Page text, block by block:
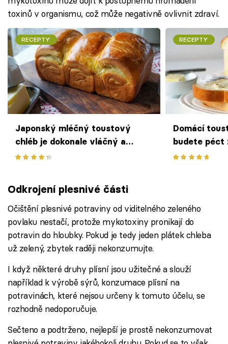
toxinů v organismu, což může negativně ovlivnit zdraví.
RECEPTY
Japonský mléčný toustový
chléb je dokonale vláčný a
nadýchaný
RECEPTY
Domácí
budete péct
Odkrojení plesnivé části
Očištění plesnivé potraviny od viditelného zeleného
povlaku nestačí, protože mykotoxiny pronikají do
potravin do hloubky. Pokud je tedy jeden plátek chleba
už zelený, zbytek raději nekonzumujte.
I když některé druhy plísní jsou užitečné a slouží
například k výrobě sýrů, konzumace plísní na
potravinách, které nejsou určeny k tomuto účelu, se
rozhodně nedoporučuje.
Sečteno a podtrženo, nejlepší je prostě nekonzumovat